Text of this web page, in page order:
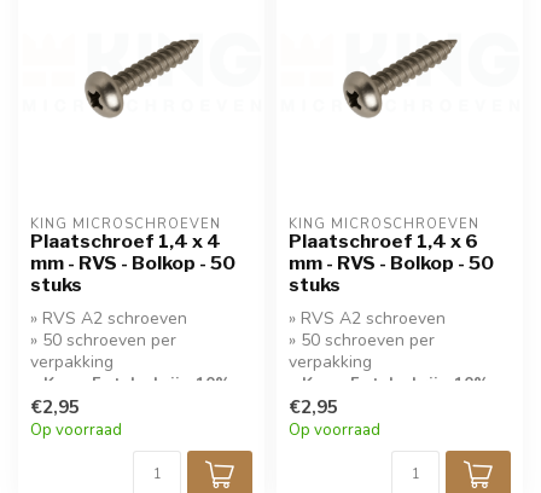
KING MICROSCHROEVEN
Plaatschroef 1,4 x 4
mm - RVS - Bolkop - 50
stuks
» RVS A2 schroeven
» 50 schroeven per
verpakking
» Koop 5 stuks krijg 10%
korting!
€2,95
Op voorraad
KING MICROSCHROEVEN
Plaatschroef 1,4 x 6
mm - RVS - Bolkop - 50
stuks
» RVS A2 schroeven
» 50 schroeven per
verpakking
» Koop 5 stuks krijg 10%
korting!
€2,95
Op voorraad